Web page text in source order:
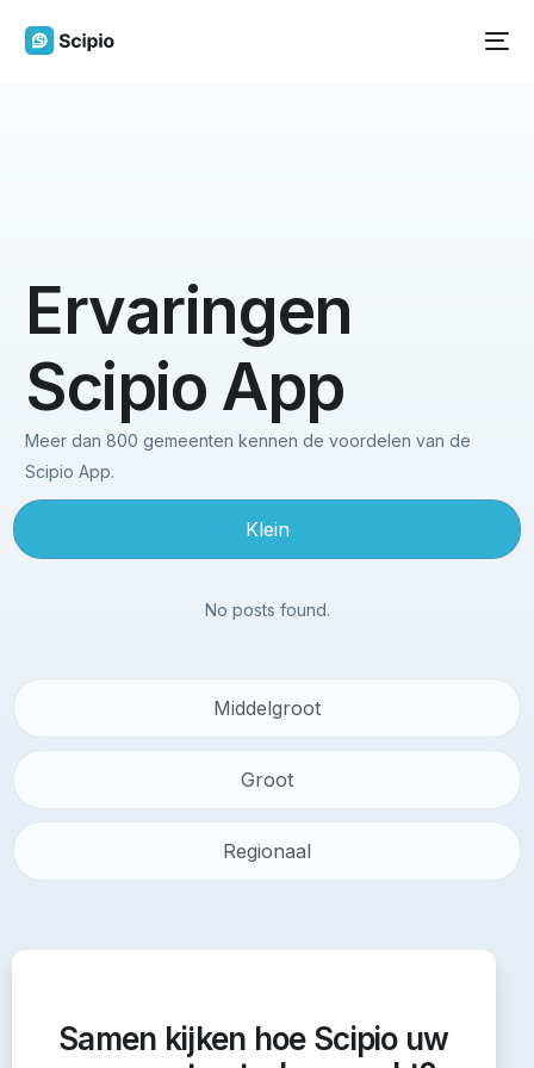
Ervaringen
Scipio App
Meer dan 800 gemeenten kennen de voordelen van de
Scipio App.
Klein
Middelgroot
Groot
Regionaal
No posts found.
Samen kijken hoe Scipio uw